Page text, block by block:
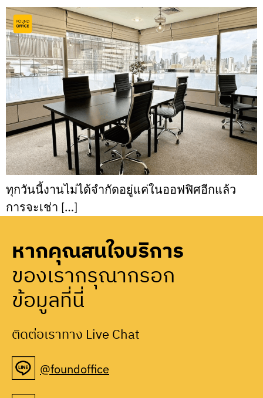
ทุกวันนี้งานไม่ได้จำกัดอยู่แค่ในออฟฟิศอีกแล้ว
การจะเช่า […]
หากคุณสนใจบริการ
ของเรากรุณากรอก
ข้อมูลที่นี่
ติดต่อเราทาง Live Chat
@foundoffice